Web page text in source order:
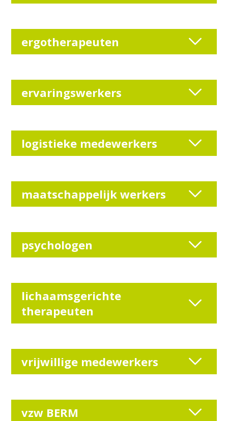
ergotherapeuten
ervaringswerkers
logistieke medewerkers
maatschappelijk werkers
psychologen
lichaamsgerichte
therapeuten
vrijwillige medewerkers
vzw BERM